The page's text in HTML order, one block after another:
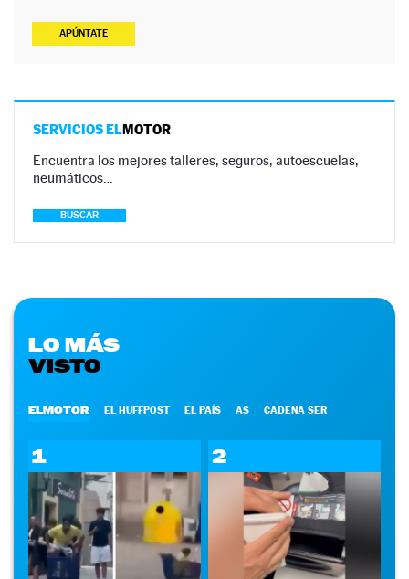
APÚNTATE
SERVICIOS ELMOTOR
Encuentra los mejores talleres, seguros, autoescuelas,
neumáticos…
BUSCAR
LO MÁS
VISTO
ELMOTOR EL HUFFPOST EL PAÍS AS CADENA SER
1 2